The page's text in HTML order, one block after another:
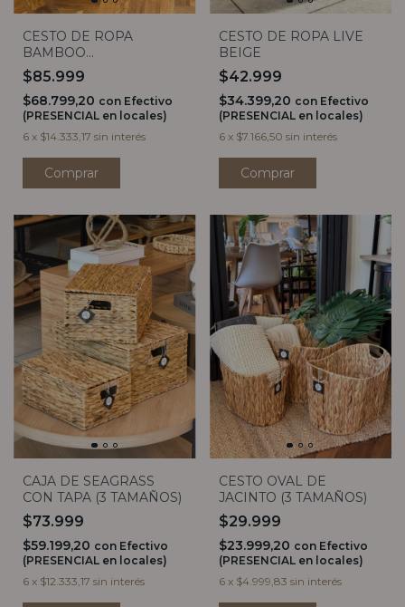
CESTO DE ROPA
BAMBOO
RECTANGULAR DOBLE
CON TAPA
$85.999
$68.799,20 con Efectivo
(PRESENCIAL en locales)
6 x $14.333,17 sin interés
CESTO DE ROPA LIVE
BEIGE
$42.999
$34.399,20 con Efectivo
(PRESENCIAL en locales)
6 x $7.166,50 sin interés
CAJA DE SEAGRASS
CON TAPA (3 TAMAÑOS)
$73.999
$59.199,20 con Efectivo
(PRESENCIAL en locales)
6 x $12.333,17 sin interés
CESTO OVAL DE
JACINTO (3 TAMAÑOS)
$29.999
$23.999,20 con Efectivo
(PRESENCIAL en locales)
6 x $4.999,83 sin interés